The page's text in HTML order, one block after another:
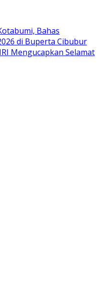
Bahas
di Buperta Cibubur
Mengucapkan Selamat